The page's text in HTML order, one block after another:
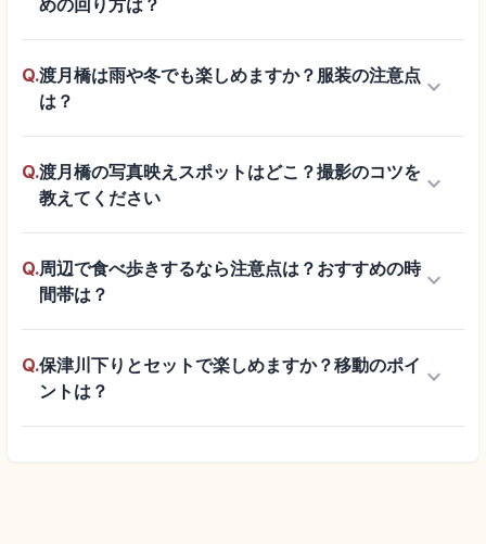
めの回り方は？
Q.渡月橋は雨や冬でも楽しめますか？服装の注意点
は？
keyboard_arrow_down
Q.渡月橋の写真映えスポットはどこ？撮影のコツを
教えてください
keyboard_arrow_down
Q.周辺で食べ歩きするなら注意点は？おすすめの時
間帯は？
keyboard_arrow_down
Q.保津川下りとセットで楽しめますか？移動のポイ
ントは？
keyboard_arrow_down